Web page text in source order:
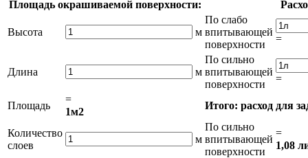
Площадь окрашиваемой поверхности:
Высота м
По слабо
впитывающей
поверхности
=
Длина м
По сильно
впитывающей
поверхности
=
Площадь
=
1м2
Итого: расход для
Количество
слоев
м
По сильно
впитывающей
поверхности
=
1,08